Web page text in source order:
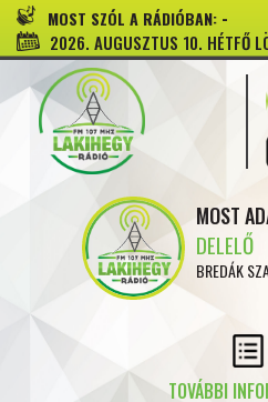
MOST SZÓL A RÁDIÓBAN: -
2026. AUGUSZTUS 10. HÉTFŐ
MOST
DELELŐ
BREDÁK
TOVÁBBI